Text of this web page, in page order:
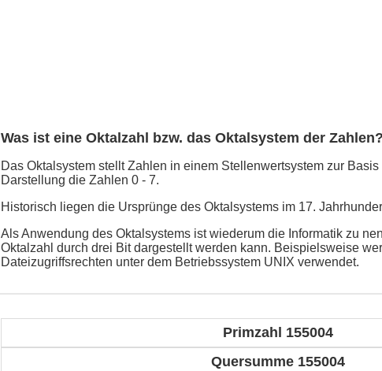
Was ist eine Oktalzahl bzw. das Oktalsystem der Zahlen?
Das Oktalsystem stellt Zahlen in einem Stellenwertsystem zur
Darstellung die Zahlen 0 - 7.
Historisch liegen die Ursprünge des Oktalsystems im 17.
Als Anwendung des Oktalsystems ist wiederum die Informatik zu
Oktalzahl durch drei Bit dargestellt werden kann. Beispielsweise
Dateizugriffsrechten unter dem Betriebssystem UNIX verwendet.
Primzahl 155004
Quersumme 155004